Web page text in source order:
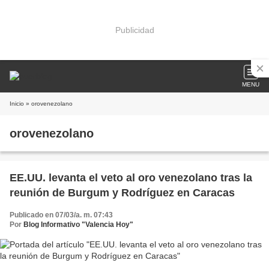
Publicidad
MENU
Inicio » orovenezolano
orovenezolano
EE.UU. levanta el veto al oro venezolano tras la
reunión de Burgum y Rodríguez en Caracas
Publicado en 07/03/a. m. 07:43
Por Blog Informativo "Valencia Hoy"